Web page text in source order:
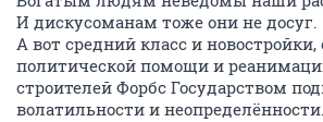
И дискусоманам тоже они не досуг.
А вот средний класс и новостройки,
политической помощи и
строителей Форбс Государством
волатильности и